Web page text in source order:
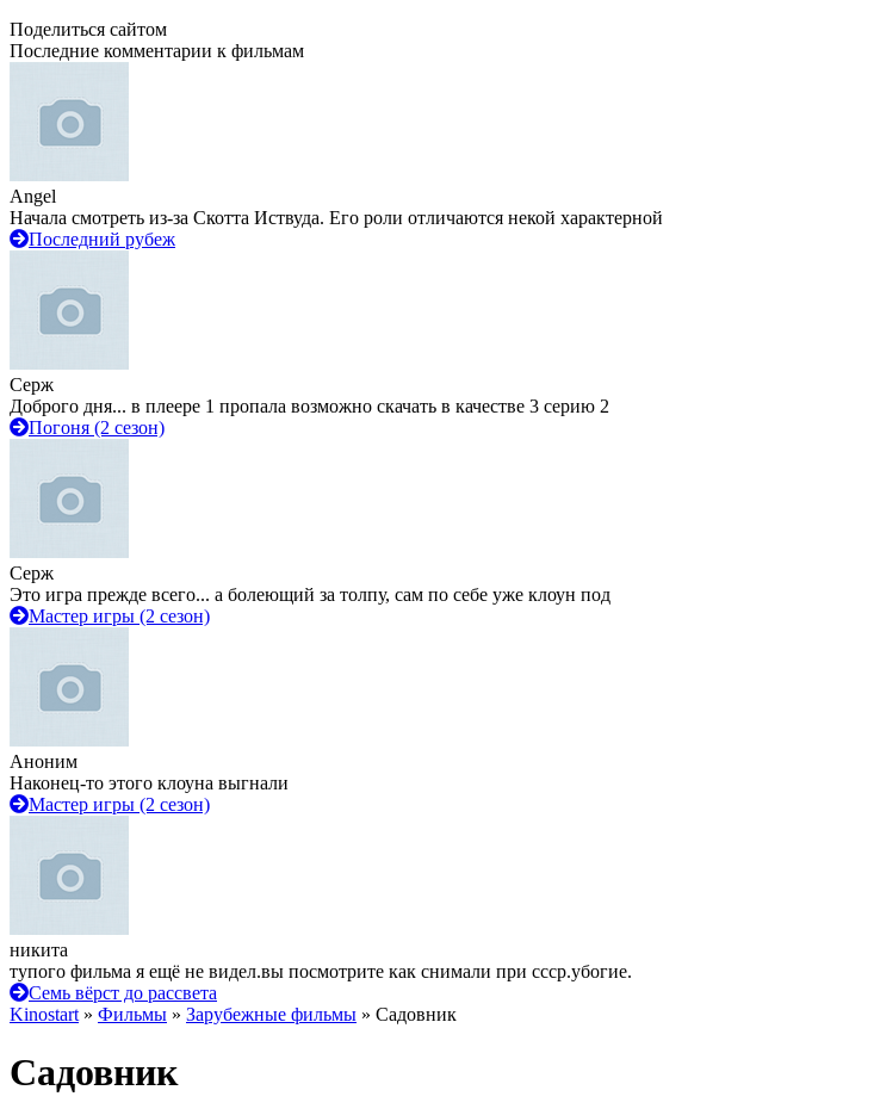
Поделиться сайтом
Последние комментарии к фильмам
Angel
Начала смотреть из-за Скотта Иствуда. Его роли отличаются некой характерной
Последний рубеж
Серж
Доброго дня... в плеере 1 пропала возможно скачать в качестве 3 серию 2
Погоня (2 сезон)
Серж
Это игра прежде всего... а болеющий за толпу, сам по себе уже клоун под
Мастер игры (2 сезон)
Аноним
Наконец-то этого клоуна выгнали
Мастер игры (2 сезон)
никита
тупого фильма я ещё не видел.вы посмотрите как снимали при ссср.убогие.
Семь вёрст до рассвета
Kinostart » Фильмы » Зарубежные фильмы » Садовник
Садовник